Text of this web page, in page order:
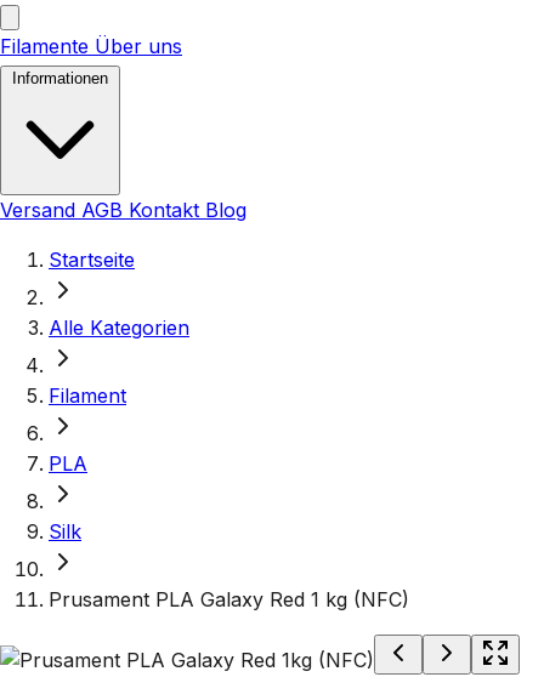
Filamente Über uns
Versand AGB Kontakt Blog
Startseite
Alle Kategorien
Filament
PLA
Silk
Prusament PLA Galaxy Red 1 kg (NFC)